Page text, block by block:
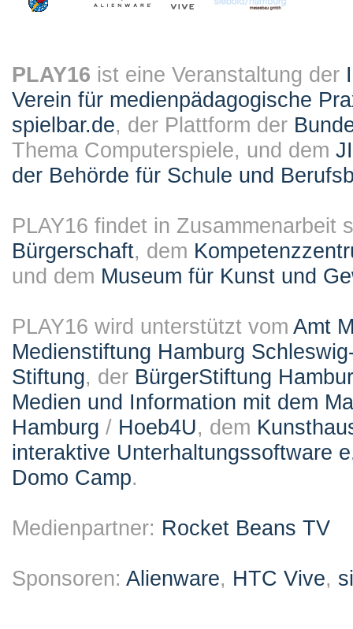
PLAY16 ist eine Veranstaltung der
Verein für medienpädagogische
spielbar.de, der Plattform der
Thema Computerspiele, und dem
der Behörde für Schule und
PLAY16 findet in Zusammenarbeit
Bürgerschaft, dem
und dem Museum für Kunst und
PLAY16 wird unterstützt vom Amt
Medienstiftung Hamburg
Stiftung, der BürgerStiftung
Medien und Information mit dem
Hamburg / Hoeb4U, dem
interaktive Unterhaltungssoftware
Domo Camp.
Medienpartner: Rocket Beans TV
Sponsoren: Alienware, HTC Vive,